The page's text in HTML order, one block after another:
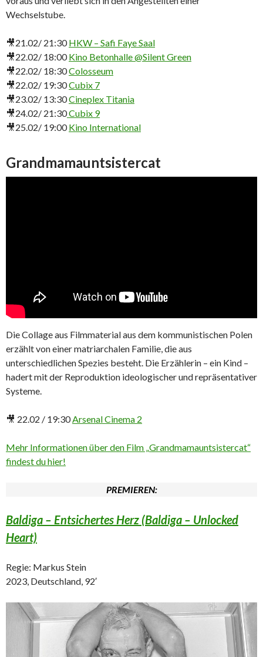
Wechselstube.
🎥21.02/ 21:30HKW – Safi Faye Saal
🎥22.02/ 18:00Kino Betonhalle @Silent Green
🎥22.02/ 18:30Colosseum
🎥22.02/ 19:30Cubix 7
🎥23.02/ 13:30Cineplex Titania
🎥24.02/ 21:30Cubix 9
🎥25.02/ 19:00Kino International
Grandmamauntsistercat
Die Collage aus Filmmaterial aus dem kommunistischen Polen
erzählt von einer matriarchalen Familie, die aus
unterschiedlichen Spezies besteht. Die Erzählerin – ein Kind –
hadert mit der Reproduktion ideologischer und repräsentativer
Systeme.
🎥 22.02 / 19:30Arsenal Cinema 2
Mehr Informationen über den Film „Grandmamauntsistercat“
findest du hier!
PREMIEREN:
Baldiga – Entsichertes Herz (Baldiga – Unlocked
Heart)
Regie: Markus Stein
2023, Deutschland, 92′